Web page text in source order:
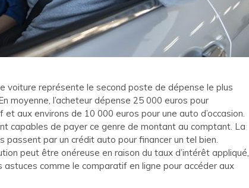
voiture représente le second poste de dépense le plus
moyenne, l’acheteur dépense 25 000 euros pour
et aux environs de 10 000 euros pour une auto d’occasion.
capables de payer ce genre de montant au comptant. La
passent par un crédit auto pour financer un tel bien.
peut être onéreuse en raison du taux d’intérêt appliqué,
astuces comme le comparatif en ligne pour accéder aux